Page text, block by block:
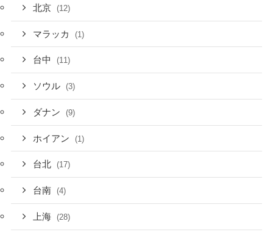
北京 (12)
マラッカ (1)
台中 (11)
ソウル (3)
ダナン (9)
ホイアン (1)
台北 (17)
台南 (4)
上海 (28)